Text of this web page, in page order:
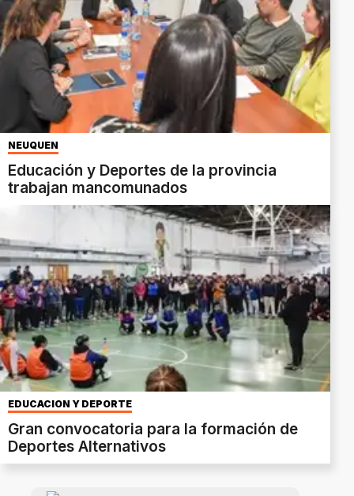
NEUQUÉN
Educación y Deportes de la provincia
trabajan mancomunados
EDUCACIÓN Y DEPORTE
Gran convocatoria para la formación de
Deportes Alternativos